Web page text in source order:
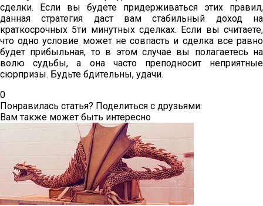
сделки. Если вы будете придерживаться этих правил,
данная стратегия даст вам стабильный доход на
краткосрочных 5ти минутных сделках. Если вы считаете,
что одно условие может не совпасть и сделка все равно
будет прибыльная, то в этом случае вы полагаетесь на
волю судьбы, а она часто преподносит неприятные
сюрпризы. Будьте бдительны, удачи.
0
Понравилась статья? Поделиться с друзьями:
Вам также может быть интересно